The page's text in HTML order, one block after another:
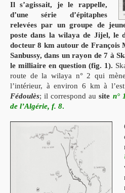
Il s’agissait, je le rappelle,
d’une série d’épitaphes
relevées par un groupe de
poste dans la wilaya de Jijel, le
docteur8 km autour de François
Sanbussy, dans un rayon de 7 à
le milliaire en question (fig. 1).
route de la wilaya n° 2 qui
l’intérieur, à environ 6 km à
Fédoulès; il correspond ausite n°
de l’Algérie, f. 8.